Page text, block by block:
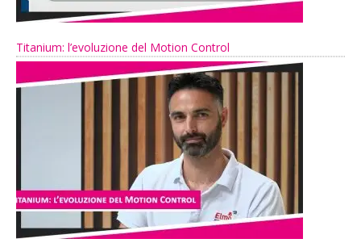
Titanium: l’evoluzione del Motion Control